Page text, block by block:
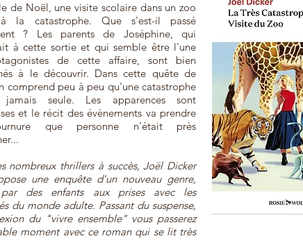
de Noël, une visite scolaire dans un zoo
la catastrophe. Que s'est-il passé
? Les parents de Joséphine, qui
à cette sortie et qui semble être l'une
de cette affaire, sont bien
à le découvrir. Dans cette quête de
comprend peu à peu qu'une catastrophe
jamais seule. Les apparences sont
et le récit des évènements va prendre
que personne n'était près
nombreux thrillers à succès, Joël Dicker
une enquête d’un nouveau genre,
des enfants aux prises avec les
du monde adulte. Passant du suspense,
du "vivre ensemble" vous passerez
moment avec ce roman qui se lit très